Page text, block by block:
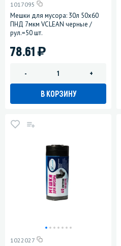
1017095
Мешки для мусора: 30л 50х60
ПНД 7мкм VCLEAN черные /
рул.=50 шт.
78.61)
- +
В КОРЗИНУ
1022027